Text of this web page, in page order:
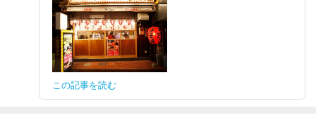
この記事を読む